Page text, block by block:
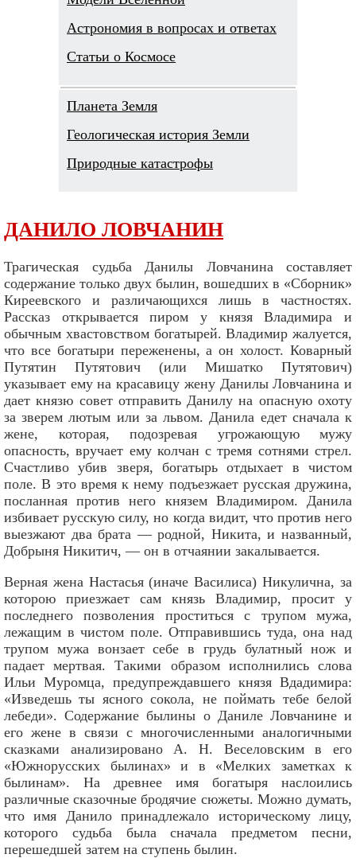
Астрономия в вопросах и ответах
Cтатьи о Космосе
Планета Земля
Геологическая история Земли
Природные катастрофы
ДАНИЛО ЛОВЧАНИН
Трагическая судьба Данилы Ловчанина составляет
содержание только двух былин, вошедших в «Сборник»
Киреевского и различающихся лишь в частностях.
Рассказ открывается пиром у князя Владимира и
обычным хвастовством богатырей. Владимир жалуется,
что все богатыри переженены, а он холост. Коварный
Путятин Путятович (или Мишатко Путятович)
указывает ему на красавицу жену Данилы Ловчанина и
дает князю совет отправить Данилу на опасную охоту
за зверем лютым или за львом. Данила едет сначала к
жене, которая, подозревая угрожающую мужу
опасность, вручает ему колчан с тремя сотнями стрел.
Счастливо убив зверя, богатырь отдыхает в чистом
поле. В это время к нему подъезжает русская дружина,
посланная против него князем Владимиром. Данила
избивает русскую силу, но когда видит, что против него
выезжают два брата — родной, Никита, и названный,
Добрыня Никитич, — он в отчаянии закалывается.
Верная жена Настасья (иначе Василиса) Никулична, за
которою приезжает сам князь Владимир, просит у
последнего позволения проститься с трупом мужа,
лежащим в чистом поле. Отправившись туда, она над
трупом мужа вонзает себе в грудь булатный нож и
падает мертвая. Такими образом исполнились слова
Ильи Муромца, предупреждавшего князя Вдадимира:
«Изведешь ты ясного сокола, не поймать тебе белой
лебеди». Содержание былины о Даниле Ловчанине и
его жене в связи с многочисленными аналогичными
сказками анализировано А. Н. Веселовским в его
«Южнорусских былинах» и в «Мелких заметках к
былинам». На древнее имя богатыря наслоились
различные сказочные бродячие сюжеты. Можно думать,
что имя Данило принадлежало историческому лицу,
которого судьба была сначала предметом песни,
перешедшей затем на ступень былин.